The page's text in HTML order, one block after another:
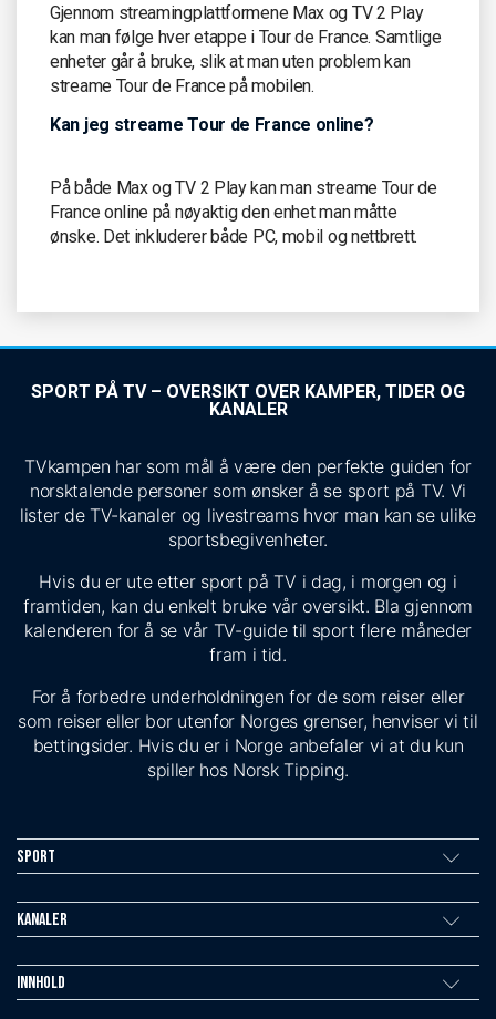
Gjennom streamingplattformene Max og TV 2 Play
kan man følge hver etappe i Tour de France. Samtlige
enheter går å bruke, slik at man uten problem kan
streame Tour de France på mobilen.
Kan jeg streame Tour de France online?
På både Max og TV 2 Play kan man streame Tour de
France online på nøyaktig den enhet man måtte
ønske. Det inkluderer både PC, mobil og nettbrett.
SPORT PÅ TV – OVERSIKT OVER KAMPER, TIDER OG
KANALER
TVkampen har som mål å være den perfekte guiden for
norsktalende personer som ønsker å se sport på TV. Vi
lister de TV-kanaler og livestreams hvor man kan se ulike
sportsbegivenheter.
Hvis du er ute etter sport på TV i dag, i morgen og i
framtiden, kan du enkelt bruke vår oversikt. Bla gjennom
kalenderen for å se vår TV-guide til sport flere måneder
fram i tid.
For å forbedre underholdningen for de som reiser eller
som reiser eller bor utenfor Norges grenser, henviser vi til
bettingsider. Hvis du er i Norge anbefaler vi at du kun
spiller hos Norsk Tipping.
Sport
Kanaler
Innhold